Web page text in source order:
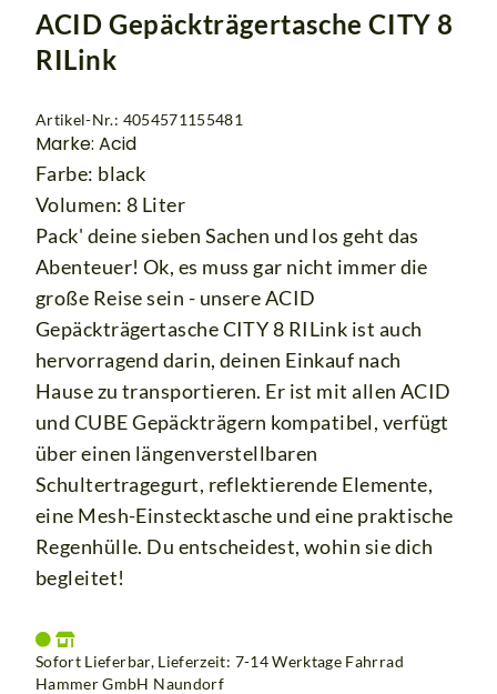
ACID Gepäckträgertasche CITY 8
RILink
Artikel-Nr.: 4054571155481
Marke: Acid
Farbe: black
Volumen: 8 Liter
Pack' deine sieben Sachen und los geht das
Abenteuer! Ok, es muss gar nicht immer die
große Reise sein - unsere ACID
Gepäckträgertasche CITY 8 RILink ist auch
hervorragend darin, deinen Einkauf nach
Hause zu transportieren. Er ist mit allen ACID
und CUBE Gepäckträgern kompatibel, verfügt
über einen längenverstellbaren
Schultertragegurt, reflektierende Elemente,
eine Mesh-Einstecktasche und eine praktische
Regenhülle. Du entscheidest, wohin sie dich
begleitet!
Sofort Lieferbar, Lieferzeit: 7-14 Werktage Fahrrad
Hammer GmbH Naundorf